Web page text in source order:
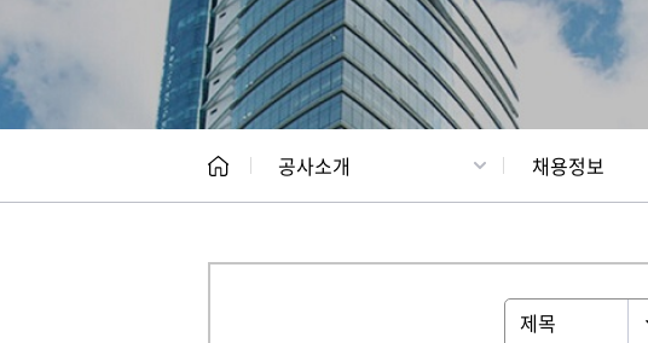
공사소개 채용정보